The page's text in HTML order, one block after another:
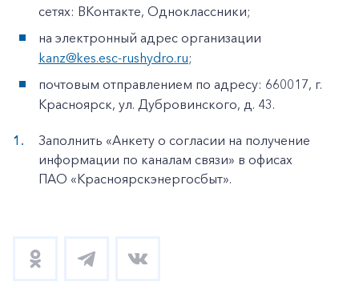
сетях: ВКонтакте, Одноклассники;
на электронный адрес организации
kanz@kes.esc-rushydro.ru;
почтовым отправлением по адресу: 660017, г.
Красноярск, ул. Дубровинского, д. 43.
Заполнить «Анкету о согласии на получение
информации по каналам связи» в офисах
ПАО «Красноярскэнергосбыт».